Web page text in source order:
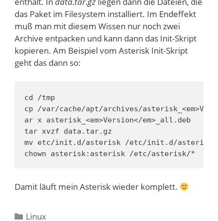
das Paket im Filesystem installiert. Im Endeffekt
muß man mit diesem Wissen nur noch zwei
Archive entpacken und kann dann das Init-Skript
kopieren. Am Beispiel vom Asterisk Init-Skript
geht das dann so:
cd /tmp
cp /var/cache/apt/archives/
ar x asterisk_<em>Version</em>_all.deb
tar xvzf data.tar.gz
mv etc/init.d/asterisk /etc/init.d/asterisk
chown asterisk:asterisk /etc/asterisk/*
Damit läuft mein Asterisk wieder komplett.
Kategorien
Linux